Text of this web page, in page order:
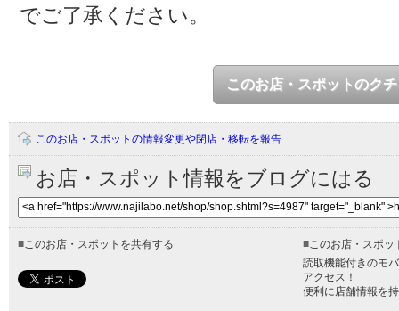
でご了承ください。
このお店・スポットのク
このお店・スポットの情報変更や閉店・移転を報告
お店・スポット情報をブログにはる
■ このお店・スポットを共有する ■ このお店・スポ
読取機能付きのモ
アクセス！
便利に店舗情報を